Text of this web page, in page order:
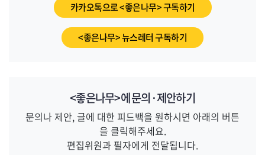
카카오톡으로 <좋은나무> 구독하기
<좋은나무> 뉴스레터 구독하기
<좋은나무>에 문의·제안하기
문의나 제안, 글에 대한 피드백을 원하시면 아래의 버튼
을 클릭해주세요.
편집위원과 필자에게 전달됩니다.